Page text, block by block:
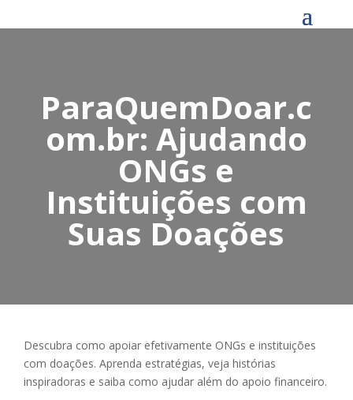
ParaQuemDoar.c
om.br: Ajudando
ONGs e
Instituições com
Suas Doações
Descubra como apoiar efetivamente ONGs e instituições
com doações. Aprenda estratégias, veja histórias
inspiradoras e saiba como ajudar além do apoio financeiro.